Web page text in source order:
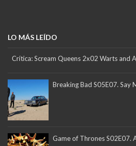
LO MÁS LEÍDO
Crítica: Scream Queens 2x02 Warts and
Breaking Bad S05E07. Say
Game of Thrones S02E07.